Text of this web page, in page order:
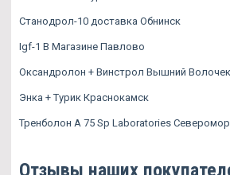
Станодрол-10 доставка Обнинск
Igf-1 В Магазине Павлово
Оксандролон + Винстрол Вышний Волочек
Энка + Турик Краснокамск
Тренболон A 75 Sp Laboratories
Отзывы наших